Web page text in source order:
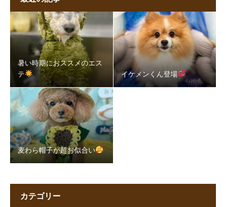
暑い時期におススメのエス
テ
イケメンくん登場
麦わら帽子が超お似合い
カテゴリー